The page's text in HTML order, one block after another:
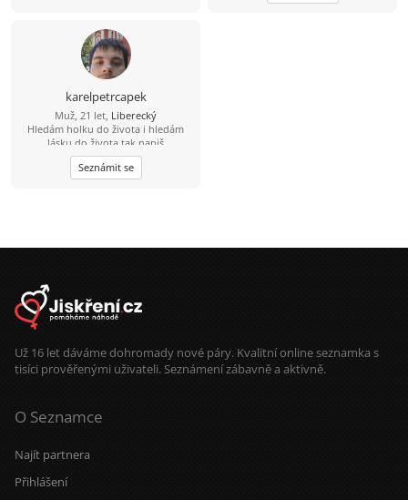
karelpetrcapek
Muž, 21 let, Liberecký
Hledám holku do života i hledám
lásku do života tak napiš
Seznámit se
Už 16 let dáváme dohromady nové páry. Kvalitní online seznamka s
tisíci prověřenými uživateli. Seznámení zábavně a aktivně.
O Seznamce
Najít partnera
Přihlášení